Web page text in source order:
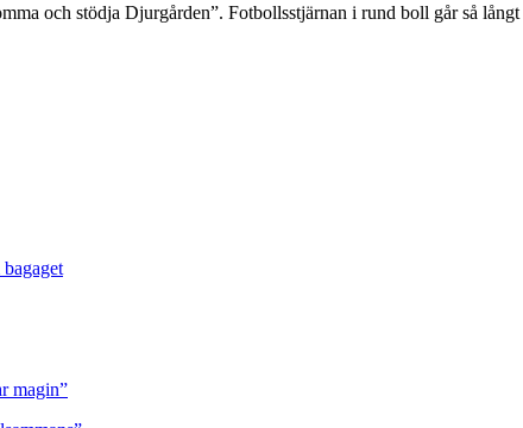
och stödja Djurgården”. Fotbollsstjärnan i rund boll går så
magin”